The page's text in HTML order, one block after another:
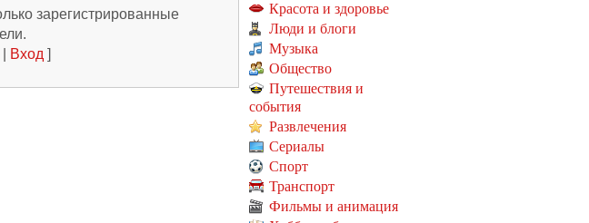
зарегистрированные
Вход ]
Красота и здоровье
Люди и блоги
Музыка
Общество
Путешествия и
события
Развлечения
Сериалы
Спорт
Транспорт
Фильмы и анимация